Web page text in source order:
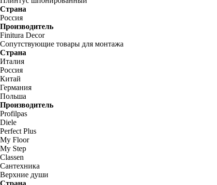
Страна
Россия
Производитель
Finitura Decor
Сопутствующие товары для монтажа
Страна
Италия
Россия
Китай
Германия
Польша
Производитель
Profilpas
Diele
Perfect Plus
My Floor
My Step
Classen
Сантехника
Верхние души
Страна